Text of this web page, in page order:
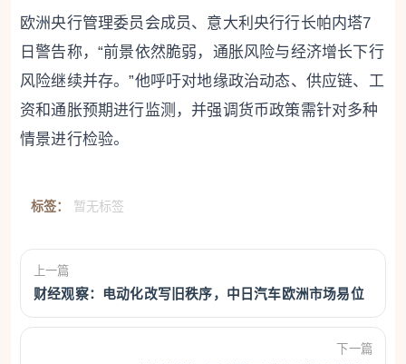
欧洲央行管理委员会成员、意大利央行行长帕内塔7
日警告称，“前景依然脆弱，通胀风险与经济增长下行
风险继续并存。”他呼吁对地缘政治动态、供应链、工
资和通胀预期进行监测，并强调货币政策需针对多种
情景进行检验。
标签： 暂无标签
上一篇
财经观察：电动化改写旧秩序，中日汽车欧洲市场易位
下一篇